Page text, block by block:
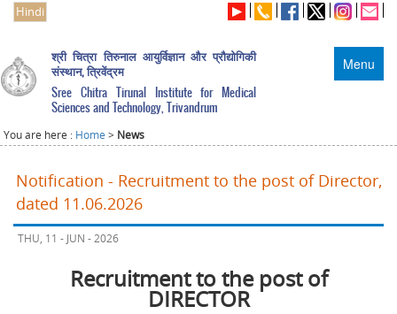
Hindi
Menu
श्री चित्रा तिरुनाल आयुर्विज्ञान और प्रौद्योगिकी
संस्थान, त्रिवेंद्रम
Sree Chitra Tirunal Institute for Medical
Sciences and Technology, Trivandrum
You are here : Home > News
Notification - Recruitment to the post of Director,
dated 11.06.2026
THU, 11 - JUN - 2026
Recruitment to the post of
DIRECTOR